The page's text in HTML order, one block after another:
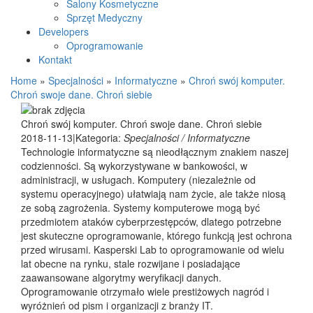
Salony Kosmetyczne
Sprzęt Medyczny
Developers
Oprogramowanie
Kontakt
Home » Specjalności » Informatyczne » Chroń swój komputer.
Chroń swoje dane. Chroń siebie
Chroń swój komputer. Chroń swoje dane. Chroń siebie
2018-11-13|Kategoria: Specjalności / Informatyczne
Technologie informatyczne są nieodłącznym znakiem naszej
codzienności. Są wykorzystywane w bankowości, w
administracji, w usługach. Komputery (niezależnie od
systemu operacyjnego) ułatwiają nam życie, ale także niosą
ze sobą zagrożenia. Systemy komputerowe mogą być
przedmiotem ataków cyberprzestępców, dlatego potrzebne
jest skuteczne oprogramowanie, którego funkcją jest ochrona
przed wirusami. Kasperski Lab to oprogramowanie od wielu
lat obecne na rynku, stale rozwijane i posiadające
zaawansowane algorytmy weryfikacji danych.
Oprogramowanie otrzymało wiele prestiżowych nagród i
wyróżnień od pism i organizacji z branży IT.